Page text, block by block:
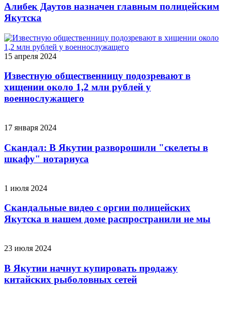
Алибек Даутов назначен главным полицейским
Якутска
15 апреля 2024
Известную общественницу подозревают в
хищении около 1,2 млн рублей у
военнослужащего
17 января 2024
Скандал: В Якутии разворошили "скелеты в
шкафу" нотариуса
1 июля 2024
Скандальные видео с оргии полицейских
Якутска в нашем доме распространили не мы
23 июля 2024
В Якутии начнут купировать продажу
китайских рыболовных сетей